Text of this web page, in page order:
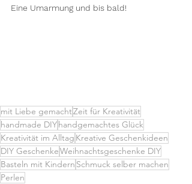
Eine Umarmung und bis bald!
mit Liebe gemachtZeit für Kreativität
handmade DIYhandgemachtes Glück
Kreativität im Alltag Kreative Geschenkideen
DIY GeschenkeWeihnachtsgeschenke DIY
Basteln mit Kindern Schmuck selber machen
Perlen